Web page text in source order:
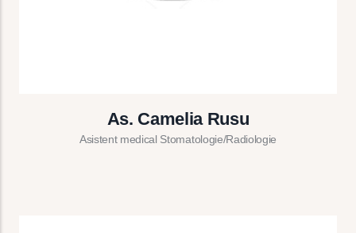
As. Camelia Rusu
Asistent medical Stomatologie/Radiologie